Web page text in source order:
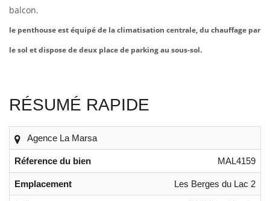
balcon.
le penthouse est équipé de la climatisation centrale, du chauffage par
le sol et dispose de deux place de parking au sous-sol.
RÉSUMÉ RAPIDE
Agence La Marsa
Réference du bien MAL4159
Emplacement Les Berges du Lac 2